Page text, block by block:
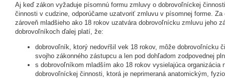
Aj keď zákon vyžaduje písomnú formu zmluvy o dobrovoľníckej
činnosti v cudzine, odporúčame uzatvoriť zmluvu v písomnej forme.
zároveň mladšieho ako 18 rokov uzatvára dobrovoľnícku zmluvu jeho
dobrovoľníkoch ďalej platí, že:
dobrovoľník, ktorý nedovŕšil vek 18 rokov, môže dobrovoľnícku
svojho zákonného zástupcu a len pod dohľadom zodpovednej
s dobrovoľníkom mladším ako 18 rokov vysielajúca organizácia
dobrovoľníckej činnosti, ktorá je neprimeraná anatomickým,